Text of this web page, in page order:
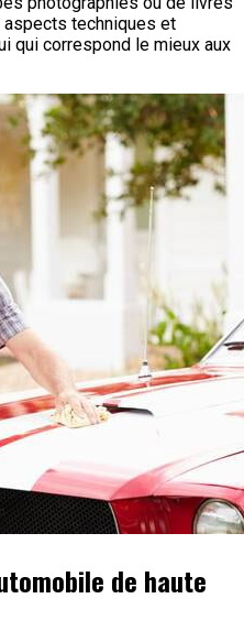
techniques et
qui correspond le mieux aux
de haute